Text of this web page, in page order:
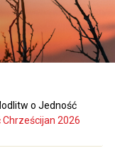
o Jedność
2026